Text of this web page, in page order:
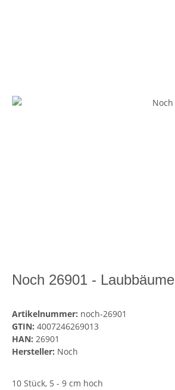
Noch 26901 - Laubbäume
Artikelnummer: noch-26901
GTIN: 4007246269013
HAN: 26901
Hersteller: Noch
10 Stück, 5 - 9 cm hoch